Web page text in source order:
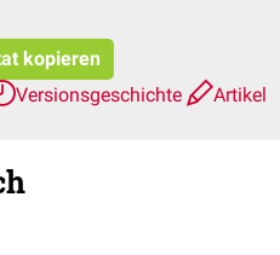
kopieren
Versionsgeschichte
Artikel